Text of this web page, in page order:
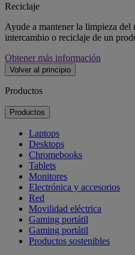
Reciclaje
Ayude a mantener la limpieza del
intercambio o reciclaje de un
Obtener más información
Volver al principio
Productos
Productos
Laptops
Desktops
Chromebooks
Tablets
Monitores
Electrónica y accesorios
Red
Movilidad eléctrica
Gaming portátil
Gaming portátil
Productos sostenibles